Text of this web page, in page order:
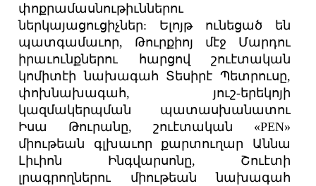
փոքրամասնութիւններու
ներկայացուցիչներ: Ելոյթ ունեցած են
պատգամաւոր, Թուրքիոյ մէջ Մարդու
իրաւունքներու հարցով շուէտական
կոմիտէի նախագահ Տեսիրէ Պետրուսը,
փոխնախագահ, յուշ-երեկոյի
կազմակերպման պատասխանատու
Իսա Թուրանը, շուէտական «PEN»
միութեան գլխաւոր քարտուղար Աննա
Լիւիոն Ինգվարսոնը, Շուէտի
լրագրողներու միութեան նախագահ